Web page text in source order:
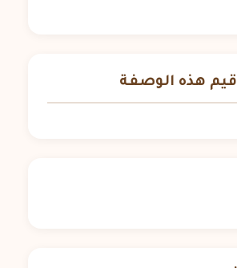
قيم هذه الوصفة